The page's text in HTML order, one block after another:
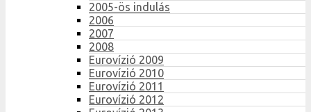
2005-ös indulás
2006
2007
2008
Eurovízió 2009
Eurovízió 2010
Eurovízió 2011
Eurovízió 2012